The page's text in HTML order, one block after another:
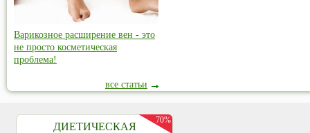
Варикозное расширение вен - это
не просто косметическая
проблема!
все статьи
ДИЕТИЧЕСКАЯ
70%